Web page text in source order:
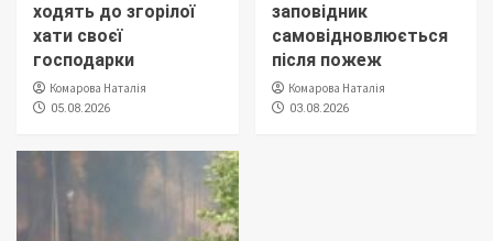
ходять до згорілої
хати своєї
господарки
Комарова Наталія
05.08.2026
заповідник
самовідновлюється
після пожеж
Комарова Наталія
03.08.2026